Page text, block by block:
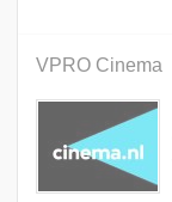
VPRO Cinema